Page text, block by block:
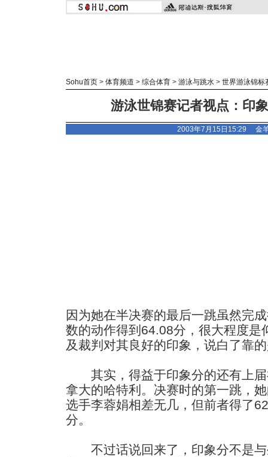
Sohu首页 > 体育频道 > 综合体育 > 游泳与跳水 > 世界游泳锦标
游泳世锦赛记者视点：印
2003年7月15日15:29 金
因为她在半决赛的最后一跳虽然完
数的动作得到64.08分，很大程度是
及裁判对其良好的印象，说白了靠
其实，得益于印象分的还有上届
拿大的哈特利。决赛时的第一跳，
选手李蓉娟相差无几，但前者得了
分。
不过话说回来了，印象分不是与